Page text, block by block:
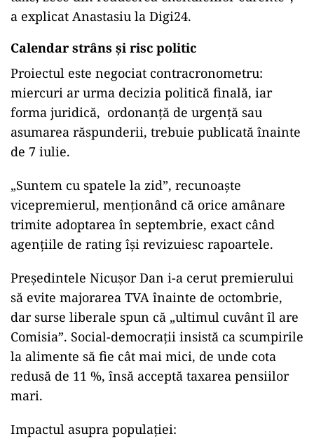
a explicat Anastasiu la Digi24.
Calendar strâns şi risc politic
Proiectul este negociat contracronometru:
miercuri ar urma decizia politică finală, iar
forma juridică, ordonanţă de urgenţă sau
asumarea răspunderii, trebuie publicată înainte
de 7 iulie.
„Suntem cu spatele la zid”, recunoaşte
vicepremierul, menţionând că orice amânare
trimite adoptarea în septembrie, exact când
agenţiile de rating îşi revizuiesc rapoartele.
Preşedintele Nicuşor Dan i-a cerut premierului
să evite majorarea TVA înainte de octombrie,
dar surse liberale spun că „ultimul cuvânt îl are
Comisia”. Social-democraţii insistă ca scumpirile
la alimente să fie cât mai mici, de unde cota
redusă de 11 %, însă acceptă taxarea pensiilor
mari.
Impactul asupra populaţiei: